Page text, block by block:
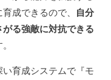
成できるので、
自分
る強敵に対抗できる
い育成システムで『モ